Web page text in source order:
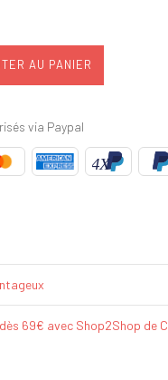
AU PANIER
via Paypal
69€ avec Shop2Shop de